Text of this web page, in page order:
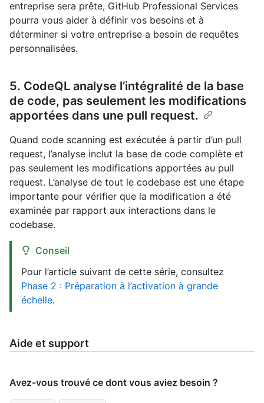
entreprise sera prête, GitHub Professional Services
pourra vous aider à définir vos besoins et à
déterminer si votre entreprise a besoin de requêtes
personnalisées.
5. CodeQL analyse l’intégralité de la base
de code, pas seulement les modifications
apportées dans une pull request.
Quand code scanning est exécutée à partir d’un pull
request, l’analyse inclut la base de code complète et
pas seulement les modifications apportées au pull
request. L’analyse de tout le codebase est une étape
importante pour vérifier que la modification a été
examinée par rapport aux interactions dans le
codebase.
Conseil
Pour l’article suivant de cette série, consultez
Phase 2 : Préparation à l’activation à grande
échelle.
Aide et support
Avez-vous trouvé ce dont vous aviez besoin ?